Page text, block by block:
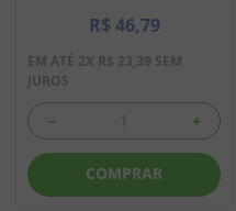
R$ 46,79
EM ATÉ 2X R$ 23,39 SEM
JUROS
＋
－
COMPRAR